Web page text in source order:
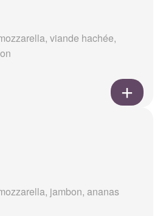
viande hachée,
jambon, ananas